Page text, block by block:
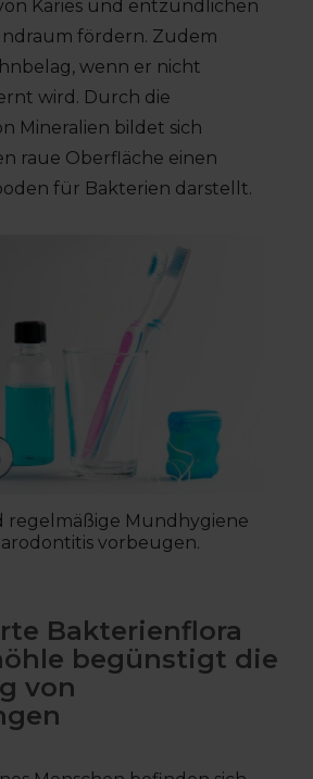
Karies und entzündlichen
fördern. Zudem
wenn er nicht
wird. Durch die
Mineralien bildet sich
raue Oberfläche einen
für Bakterien darstellt.
regelmäßige Mundhygiene
vorbeugen.
Bakterienflora
begünstigt die
von